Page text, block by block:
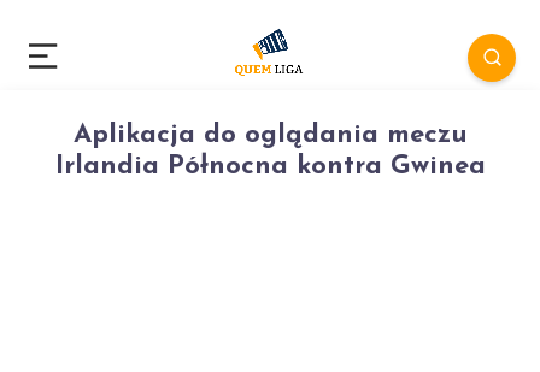
Aplikacja do oglądania meczu
Irlandia Północna kontra Gwinea